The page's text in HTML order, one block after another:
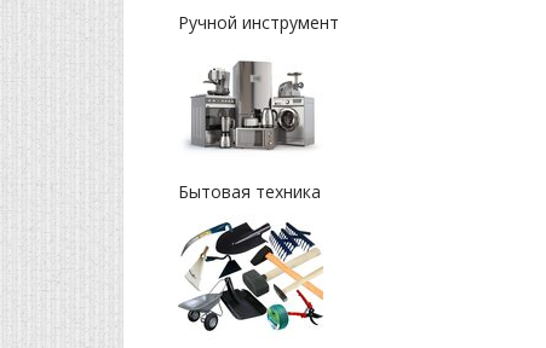
Ручной инструмент
Бытовая техника